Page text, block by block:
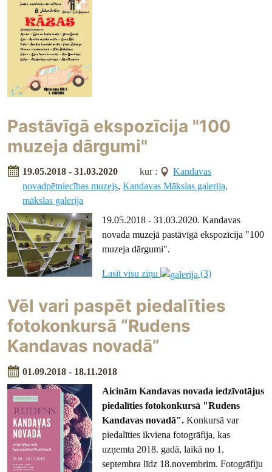
Pastāvīgā ekspozīcija "100
muzeja dārgumi"
19.05.2018 - 31.03.2020 kur :
Kandavas
novadpētniecības muzejs,Kandavas Mākslas galerija,
mākslas galerija
19.05.2018 - 31.03.2020. Kandavas
novada muzejā pastāvīgā ekspozīcija "100
muzeja dārgumi".
Lasīt visu ziņu (3)
Vēl vari paspēt piedalīties
fotokonkursā “Rudens
Kandavas novadā”
01.09.2018 - 18.11.2018
Aicinām Kandavas novada iedzīvotājus
piedalīties fotokonkursā "Rudens
Kandavas novadā". Konkursā var
piedalīties ikviena fotogrāfija, kas
uzņemta 2018. gadā, laikā no 1.
septembra līdz 18.novembrim. Fotogrāfiju